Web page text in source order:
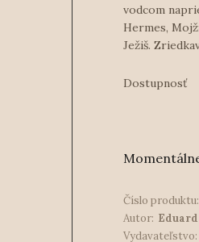
vodcom
Hermes,
Ježiš.
Dostupnosť
Číslo produktu:
Autor:
Vydavateľstvo: